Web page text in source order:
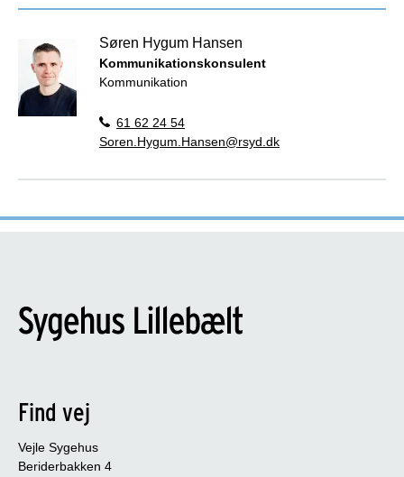
Søren Hygum Hansen
Kommunikationskonsulent
Kommunikation
61 62 24 54
Soren.Hygum.Hansen@rsyd.dk
Find vej
Vejle Sygehus
Beriderbakken 4